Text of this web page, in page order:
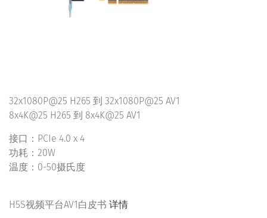
32x1080P@25 H265 到 32x1080P@25 AV1
8x4K@25 H265 到 8x4K@25 AV1
接口：PCIe 4.0 x 4
功耗：20W
温度：0-50摄氏度
H5S视频平台AV1白皮书 详情